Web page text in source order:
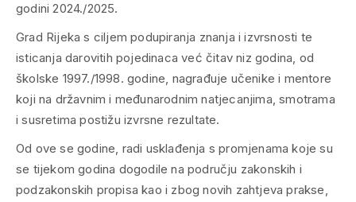
godini 2024./2025.
Grad Rijeka s ciljem podupiranja znanja i izvrsnosti te
isticanja darovitih pojedinaca već čitav niz godina, od
školske 1997./1998. godine, nagrađuje učenike i mentore
koji na državnim i međunarodnim natjecanjima, smotrama
i susretima postižu izvrsne rezultate.
Od ove se godine, radi usklađenja s promjenama koje su
se tijekom godina dogodile na području zakonskih i
podzakonskih propisa kao i zbog novih zahtjeva prakse,